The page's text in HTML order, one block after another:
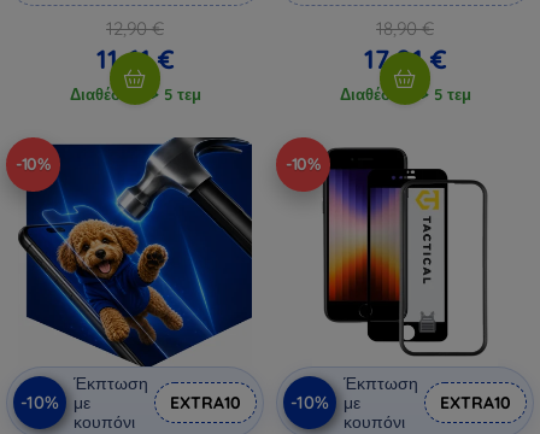
12,90 €
11,61 €
Διαθέσιμο > 5 τεμ
18,90 €
17,01 €
Διαθέσιμο > 5 τεμ
-10%
-10%
Έκπτωση
με
κουπόνι
EXTRA10
-10%
-10%
Έκπτωση
με
κουπόνι
EXTRA10